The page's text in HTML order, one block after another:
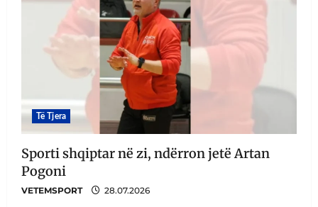
Të Tjera
Sporti shqiptar në zi, ndërron jetë Artan
Pogoni
VETEMSPORT 28.07.2026